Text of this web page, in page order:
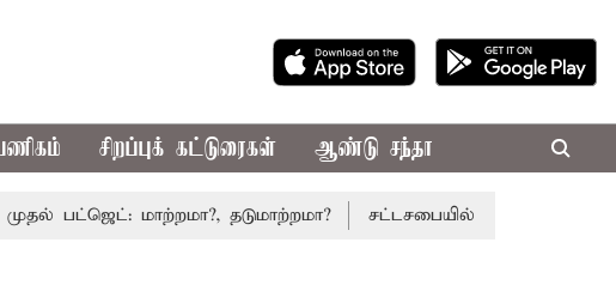
சிறப்புக் கட்டுரைகள் ஆண்டு சந்தா
மாற்றமா?, தடுமாற்றமா? சட்டசபையில் பட்ஜெட் மீதான விவாதம்